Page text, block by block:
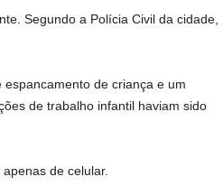
Segundo a Polícia Civil da cidade,
de criança e um
de trabalho infantil haviam sido
de celular.